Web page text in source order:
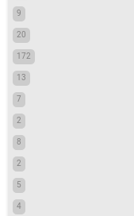
9
20
172
13
7
2
8
2
5
4